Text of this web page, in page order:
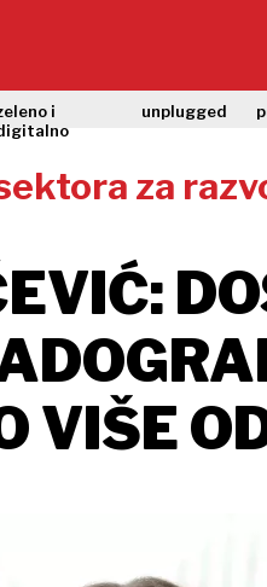
i
unplugged
za
VIŠE